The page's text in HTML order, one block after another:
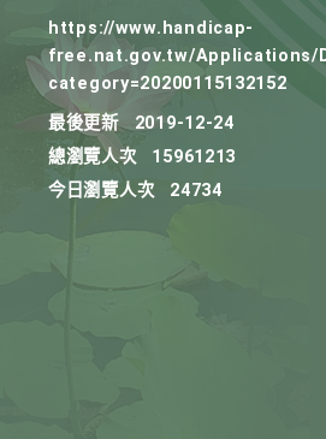
https://www.handicap-
free.nat.gov.tw/Applications/
category=20200115132152
最後更新
2019-12-24
總瀏覽人次
15961213
今日瀏覽人次
24734